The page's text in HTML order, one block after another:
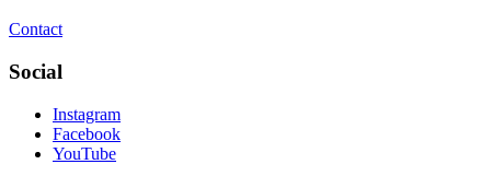
Contact
Social
Instagram
Facebook
YouTube